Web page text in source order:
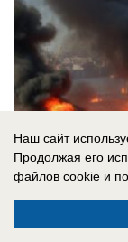
Наш сайт
Продолжая его
файлов cookie и